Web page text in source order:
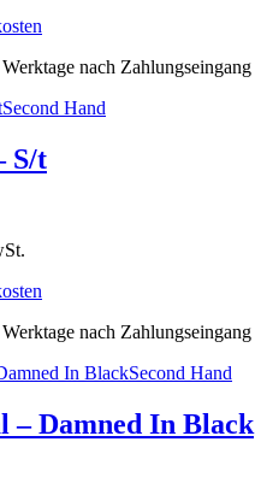
nach Zahlungseingang
Second Hand
S/t
nach Zahlungseingang
Second Hand
– Damned In Black